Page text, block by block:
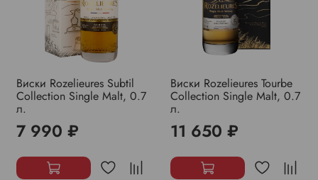
Виски Rozelieures Subtil
Collection Single Malt, 0.7
л.
7 990 ₽
Виски Rozelieures Tourbe
Collection Single Malt, 0.7
л.
11 650 ₽